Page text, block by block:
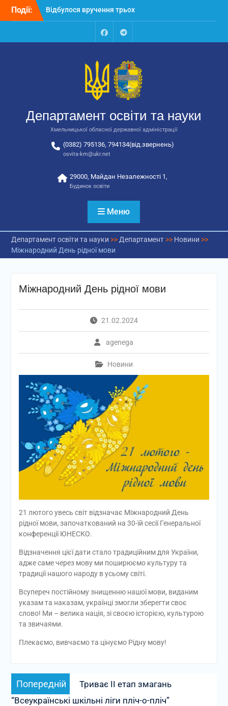
Перейти
Події:
Відбулося вручення трьох
автобусів для потреб
Відбулося засідання
освіти та науки обласної
державної адміністрації
Відбулась обласна
національно-патріотичне
виховання
FacebookTalegram
Департамент освіти та науки
Хмельницької обласної державної адміністрації
(0382) 795136, 794134(від.звернень)
osvita-km@ukr.net
29000, Майдан Незалежності 1,
Будинок освіти
Меню
Департамент освіти та науки >> Департамент>> Новини >>
Міжнародний День рідної мови
Міжнародний День рідної мови
21.02.2024
agenega
Новини
21 лютого увесь світ відзначає Міжнародний День
рідної мови, започаткований на 30-їй сесії Генеральної
конференції ЮНЕСКО.
Відзначення цієї дати стало традиційним для України,
адже саме через мову ми поширюємо культуру та
традиції нашого народу в усьому світі.
Всупереч постійному знищенню нашої мови, виданим
указам та наказам, українці змогли зберегти своє
слово! Ми – велика нація, зі своєю історією, культурою
та звичаями.
Плекаємо, вивчаємо та цінуємо Рідну мову!
Навігація
записів
Попередній
запис:
Триває ІІ етап змагань
“Всеукраїнські шкільні ліги пліч-о-пліч”